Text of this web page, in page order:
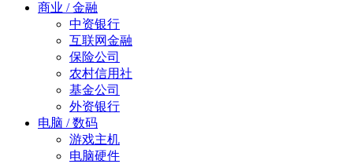
商业 / 金融
中资银行
互联网金融
保险公司
农村信用社
基金公司
外资银行
电脑 / 数码
游戏主机
电脑硬件